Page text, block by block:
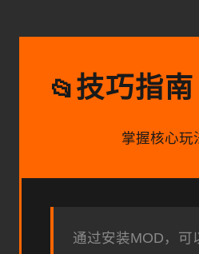
📂技巧指南
掌握核心玩
通过安装MOD，可